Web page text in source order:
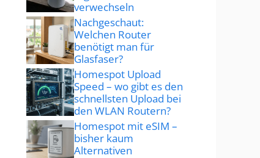
verwechseln
Nachgeschaut:
Welchen Router
benötigt man für
Glasfaser?
Homespot Upload
Speed – wo gibt es den
schnellsten Upload bei
den WLAN Routern?
Homespot mit eSIM –
bisher kaum
Alternativen